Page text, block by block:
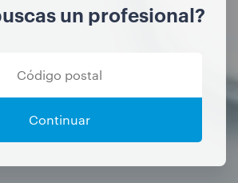
un profesional?
Continuar